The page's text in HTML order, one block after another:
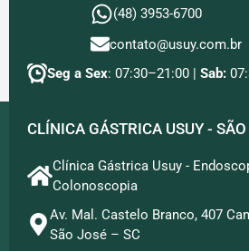
(48) 3953-6700
contato@usuy.com.br
Seg a Sex: 07:30–21:00 | Sab:
CLÍNICA GÁSTRICA USUY - SÃO
Clínica Gástrica Usuy -
Colonoscopia
Av. Mal. Castelo Branco, 407
São José – SC